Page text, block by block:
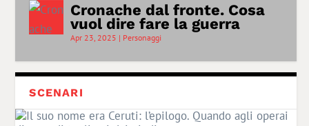
Cronache dal fronte. Cosa
vuol dire fare la guerra
Apr 23, 2025 | Personaggi
SCENARI